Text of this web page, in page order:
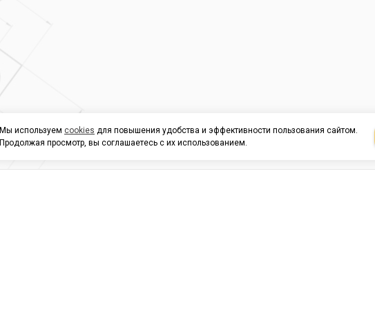
Мы используем cookies для повышения удобства и эффективности пользования сайтом.
Продолжая просмотр, вы соглашаетесь с их использованием.